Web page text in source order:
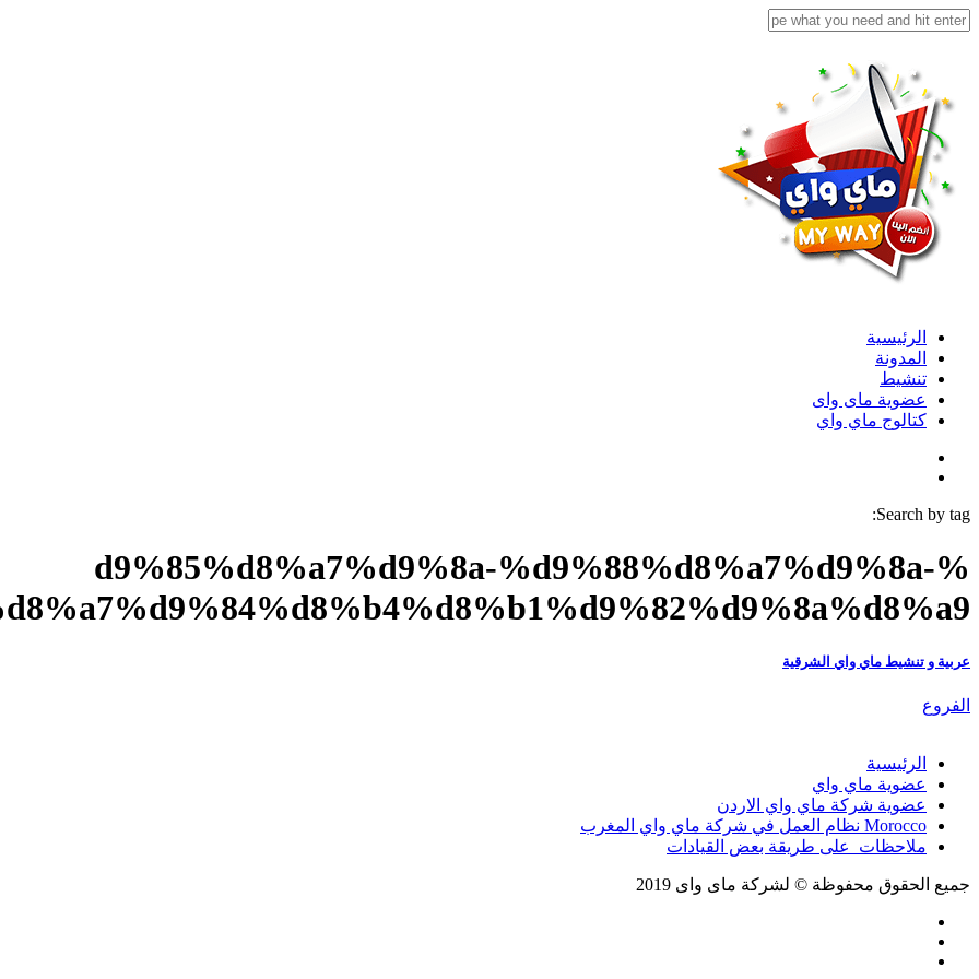
الرئيسية
المدونة
تنشيط
عضوية ماى واى
كتالوج ماي واي
Search by tag:
%d9%85%d8%a7%d9%8a-%d9%88%d8%a7%d9%8a-
عربية و تنشيط ماي واي الشرقية
الفروع
الرئيسية
عضوية ماي واي
عضوية شركة ماي واي الاردن
Morocco نظام العمل في شركة ماي واي المغرب
ملاحظات على طريقة بعض القيادات
جميع الحقوق محفوظة © لشركة ماى واى 2019